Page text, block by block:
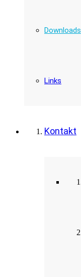
Downloads
Links
Kontakt